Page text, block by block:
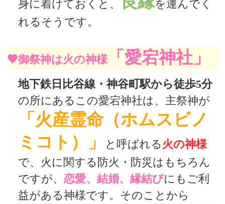
身に着けておくと、
を運んでく
れるそうです。
🧡御祭神は火の神様「愛宕神社」
地下鉄日比谷線・神谷町駅から徒歩5分
の所にあるこの愛宕神社は、主祭神が
「火産霊命（ホムスビノ
ミコト）」
と呼ばれる 火の神様
で、火に関する防火・防災はもちろん
ですが、 恋愛、結婚、縁結びにもご利
益がある神様です。そのことから